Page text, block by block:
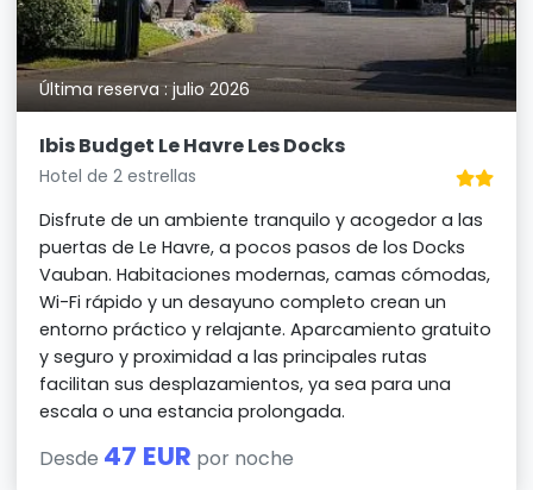
Última reserva : julio 2026
Ibis Budget Le Havre Les Docks
Hotel de 2 estrellas
Disfrute de un ambiente tranquilo y acogedor a las
puertas de Le Havre, a pocos pasos de los Docks
Vauban. Habitaciones modernas, camas cómodas,
Wi-Fi rápido y un desayuno completo crean un
entorno práctico y relajante. Aparcamiento gratuito
y seguro y proximidad a las principales rutas
facilitan sus desplazamientos, ya sea para una
escala o una estancia prolongada.
Desde 47 EUR por noche